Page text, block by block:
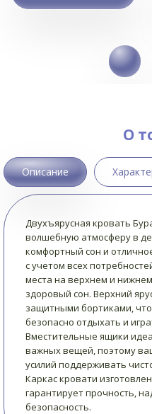
О
Описание
Двухъярусная кровать
волшебную атмосферу в
комфортный сон и
с учетом всех
места на верхнем и
здоровый сон. Верхний
защитными бортиками,
безопасно отдыхать и
Вместительные ящики
важных вещей, поэтому
усилий поддерживать
Каркас кровати
гарантирует прочность,
безопасность.